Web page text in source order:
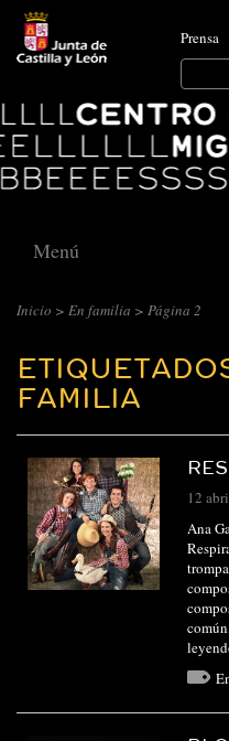
Prensa
Search
for:
Ok
Centro
Cultural
Miguel
Delibes
Menú
Inicio > En familia > Página 2
FAMILIA
12
Ana